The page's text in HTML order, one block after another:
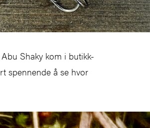
Shaky kom i butikk-
spennende å se hvor